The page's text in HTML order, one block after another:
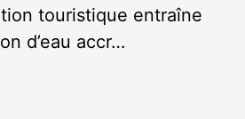
touristique entraîne
d’eau accr…